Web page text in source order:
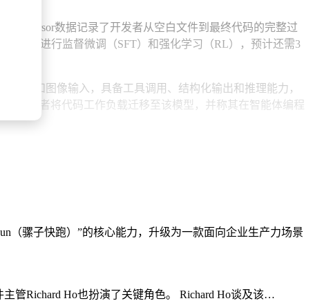
。Cursor数据记录了开发者从空白文件到最终代码的完整过
据、进行监督微调（SFT）和强化学习（RL），预计还需3
文本和图像输入，具备工具调用、结构化输出和推理能力，
议开发者将代码工作负载迁移至该模型，并称其在智能体编程
计划并等待用户确认，修改过程以清晰的差异对比（diff）呈
内置了图片和视频生成命令。
持续推进功能更新，Cursor作为IDE平台也在深化智能
Code和Codex将迎来正面交锋，而Cursor的持续加码也为这
（骡子快跑）”的核心能力，升级为一款面向企业生产力场景
管Richard Ho也扮演了关键角色。 Richard Ho谈及该…